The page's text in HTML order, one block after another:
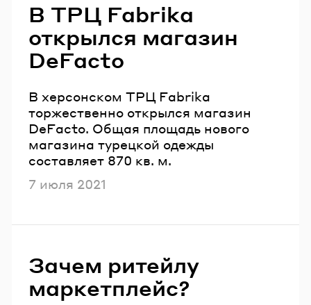
В ТРЦ Fabrika
открылся магазин
DeFacto
В херсонском ТРЦ Fabrika
торжественно открылся магазин
DeFacto. Общая площадь нового
магазина турецкой одежды
составляет 870 кв. м.
Опубликовано
7 июля 2021
Зачем ритейлу
маркетплейс?